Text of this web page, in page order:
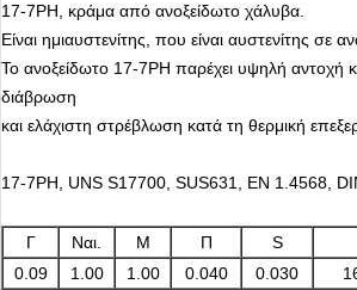
17-7PH, κράμα από ανοξείδωτο χάλυβα.
Είναι ημιαυστενίτης, που είναι αυστενίτης
Το ανοξείδωτο 17-7PH παρέχει υψηλή αντοχή
διάβρωση
και ελάχιστη στρέβλωση κατά τη θερμική
17-7PH, UNS S17700, SUS631, EN 1.4568,
Γ Ναι. Μ Π S
0.09
1.00 1.00 0.040 0.030